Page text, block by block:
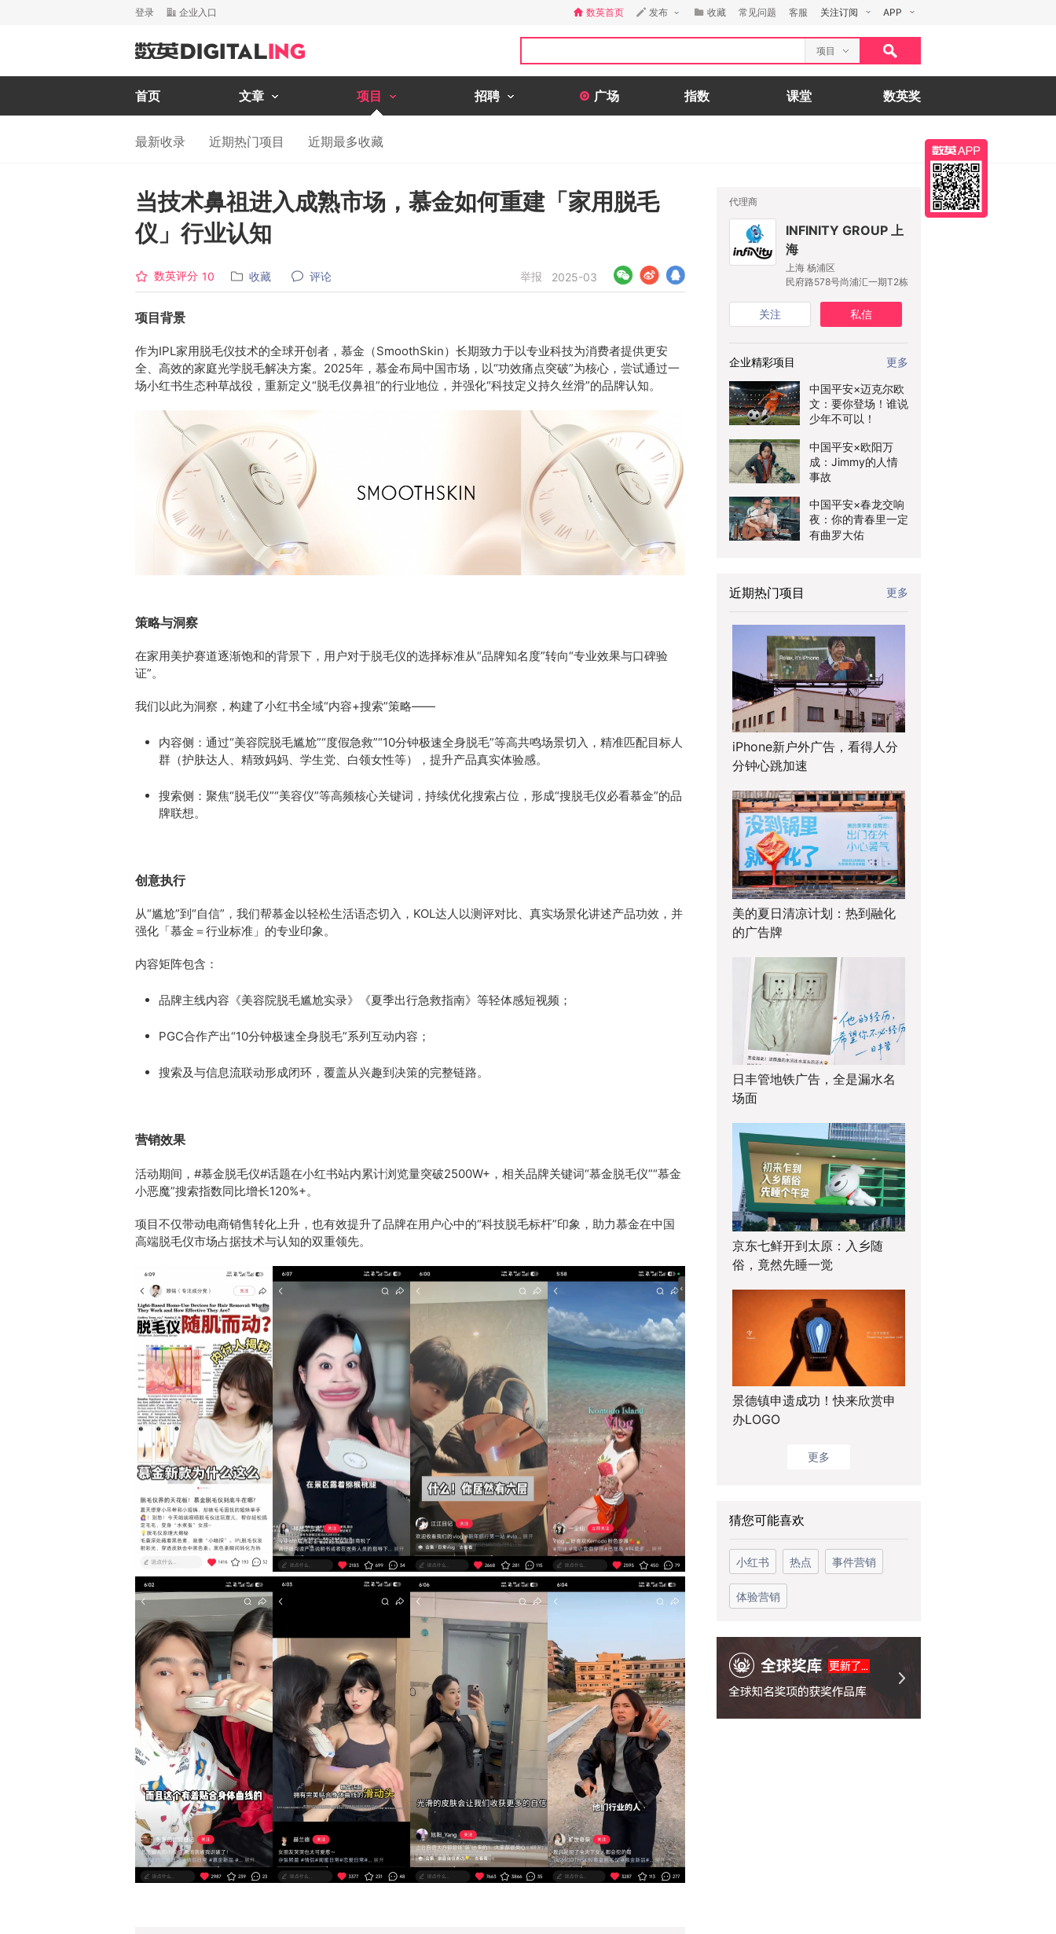
登录 企业入口 数英首页 发布 收藏 常见问题 客服 关注订阅 APP
项目
首页 文章 项目 招聘 广场 指数 课堂 数英奖
最新收录 近期热门项目 近期最多收藏
当技术鼻祖进入成熟市场，慕金如何重建「家用脱毛
仪」行业认知
数英评分 10 收藏 评论 举报 2025-03
项目背景
作为IPL家用脱毛仪技术的全球开创者，慕金（SmoothSkin）长期致力于以专业科技为消费者提供更安
全、高效的家庭光学脱毛解决方案。2025年，慕金布局中国市场，以“功效痛点突破”为核心，尝试通过一
场小红书生态种草战役，重新定义“脱毛仪鼻祖”的行业地位，并强化“科技定义持久丝滑”的品牌认知。
策略与洞察
在家用美护赛道逐渐饱和的背景下，用户对于脱毛仪的选择标准从“品牌知名度”转向“专业效果与口碑验
证”。
我们以此为洞察，构建了小红书全域“内容+搜索”策略——
内容侧：通过“美容院脱毛尴尬”“度假急救”“10分钟极速全身脱毛”等高共鸣场景切入，精准匹配目标人
群（护肤达人、精致妈妈、学生党、白领女性等），提升产品真实体验感。
搜索侧：聚焦“脱毛仪”“美容仪”等高频核心关键词，持续优化搜索占位，形成“搜脱毛仪必看慕金”的品
牌联想。
创意执行
从“尴尬”到“自信”，我们帮慕金以轻松生活语态切入，KOL达人以测评对比、真实场景化讲述产品功效，并
强化「慕金＝行业标准」的专业印象。
内容矩阵包含：
品牌主线内容《美容院脱毛尴尬实录》《夏季出行急救指南》等轻体感短视频；
PGC合作产出“10分钟极速全身脱毛”系列互动内容；
搜索及与信息流联动形成闭环，覆盖从兴趣到决策的完整链路。
营销效果
活动期间，#慕金脱毛仪#话题在小红书站内累计浏览量突破2500W+，相关品牌关键词“慕金脱毛仪”“慕金
小恶魔”搜索指数同比增长120%+。
项目不仅带动电商销售转化上升，也有效提升了品牌在用户心中的“科技脱毛标杆”印象，助力慕金在中国
高端脱毛仪市场占据技术与认知的双重领先。
代理商
INFINITY GROUP 上
海
上海 杨浦区
民府路578号尚浦汇一期T2栋
关注 私信
企业精彩项目 更多
中国平安×迈克尔欧
文：要你登场！谁说
少年不可以！
中国平安×欧阳万
成：Jimmy的人情
事故
中国平安×春龙交响
夜：你的青春里一定
有曲罗大佑
近期热门项目 更多
iPhone新户外广告，看得人分
分钟心跳加速
美的夏日清凉计划：热到融化
的广告牌
日丰管地铁广告，全是漏水名
场面
京东七鲜开到太原：入乡随
俗，竟然先睡一觉
景德镇申遗成功！快来欣赏申
办LOGO
更多
猜您可能喜欢
小红书 热点 事件营销
体验营销